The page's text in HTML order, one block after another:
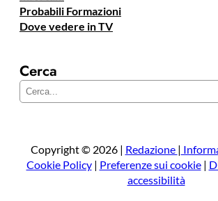
Probabili Formazioni
Dove vedere in TV
Cerca
e
a
Copyright © 2026 | Redazione |
Cookie Policy| Preferenze sui cookie|
accessibilità